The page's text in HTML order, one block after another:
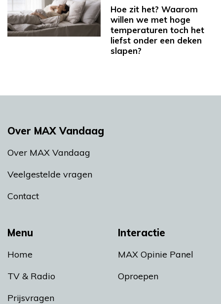
Hoe zit het? Waarom
willen we met hoge
temperaturen toch het
liefst onder een deken
slapen?
Menu
Home
TV & Radio
Prijsvragen
Interactie
MAX Opinie Panel
Oproepen
Over MAX Vandaag
Over MAX Vandaag
Veelgestelde vragen
Contact